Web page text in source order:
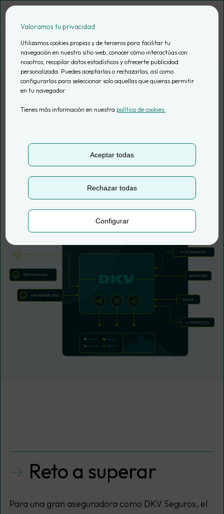
Valoramos tu privacidad
Utilizamos cookies propias y de terceros para facilitar tu
navegación en nuestro sitio web, conocer cómo interactúas con
nosotros, recopilar datos estadísticos y ofrecerte publicidad
personalizada. Puedes aceptarlas o rechazarlas, así como
configurarlas para seleccionar solo aquellas que quieras permitir
en tu navegador.
Tienes más información en nuestra política de cookies.
Aceptar todas
Rechazar todas
Configurar
Saltar
al
datos
Reto a superar
Para una gran aseguradora como DKV Seguros, el